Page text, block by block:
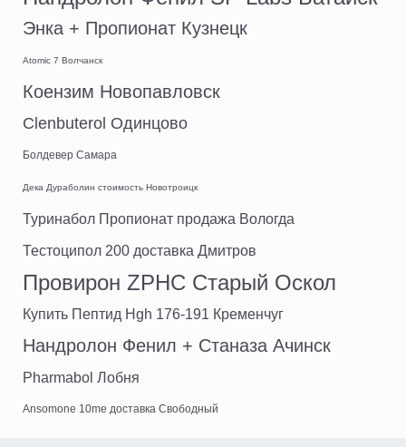
Энка + Пропионат Кузнецк
Atomic 7 Волчанск
Коензим Новопавловск
Clenbuterol Одинцово
Болдевер Самара
Дека Дураболин стоимость Новотроицк
Туринабол Пропионат продажа Вологда
Тестоципол 200 доставка Дмитров
Провирон ZPHC Старый Оскол
Купить Пептид Hgh 176-191 Кременчуг
Нандролон Фенил + Станаза Ачинск
Pharmabol Лобня
Ansomone 10me доставка Свободный